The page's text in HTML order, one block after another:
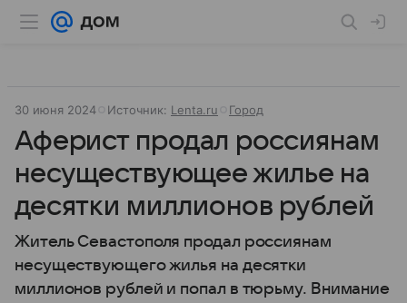
30 июня 2024 Источник: Lenta.ru Город
Аферист продал россиянам
несуществующее жилье на
десятки миллионов рублей
Житель Севастополя продал россиянам
несуществующего жилья на десятки
миллионов рублей и попал в тюрьму. Внимание